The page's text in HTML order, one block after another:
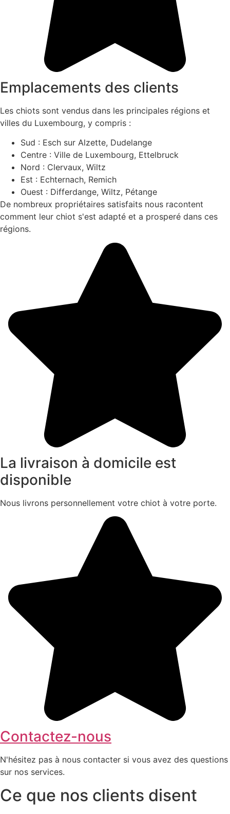
Emplacements des clients
Les chiots sont vendus dans les principales régions et
villes du Luxembourg, y compris :
Sud : Esch sur Alzette, Dudelange
Centre : Ville de Luxembourg, Ettelbruck
Nord : Clervaux, Wiltz
Est : Echternach, Remich
Ouest : Differdange, Wiltz, Pétange
De nombreux propriétaires satisfaits nous racontent
comment leur chiot s'est adapté et a prosperé dans ces
régions.
La livraison à domicile est
disponible
Nous livrons personnellement votre chiot à votre porte.
Contactez-nous
N'hésitez pas à nous contacter si vous avez des questions
sur nos services.
Ce que nos clients disent